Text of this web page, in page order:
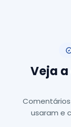
Veja
usaram e